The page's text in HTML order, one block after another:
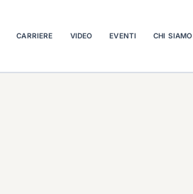
CARRIERE VIDEO EVENTI CHI SIAMO